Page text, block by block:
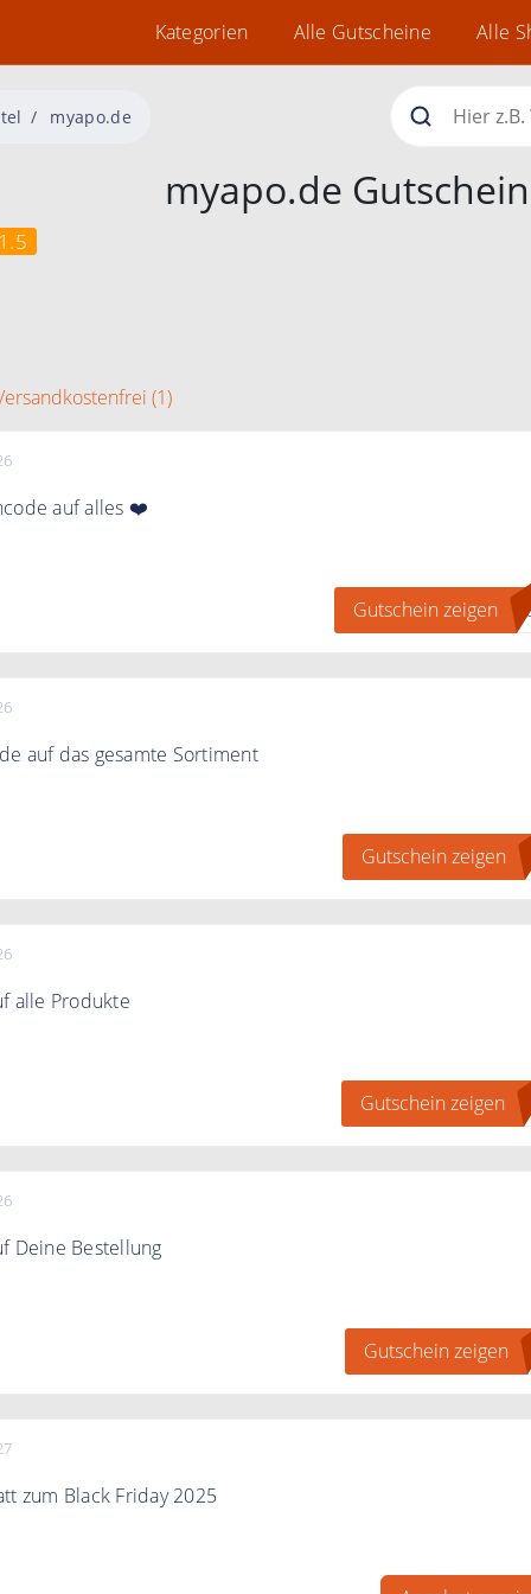
Kategorien Alle Gutscheine Alle
myapo.de
1.5
myapo.de
(1)
auf alles ❤️
Gutschein zeigen
auf das gesamte Sortiment
Gutschein zeigen
alle Produkte
Gutschein zeigen
Deine Bestellung
Gutschein zeigen
zum Black Friday 2025